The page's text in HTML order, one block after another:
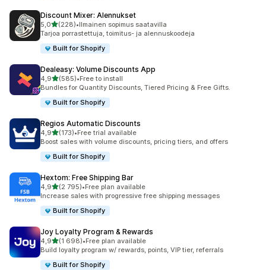
Discount Mixer: Alennukset
5,0/ 5 tähteä
(228)
228 arvostelua yhteensä
•Ilmainen sopimus saatavilla
Tarjoa porrastettuja, toimitus- ja alennuskoodeja
Built for Shopify
Dealeasy: Volume Discounts App
4,9/ 5 tähteä
(585)
585 arvostelua yhteensä
•Free to install
Bundles for Quantity Discounts, Tiered Pricing & Free Gifts.
Built for Shopify
Regios Automatic Discounts
4,9/ 5 tähteä
(173)
173 arvostelua yhteensä
•Free trial available
Boost sales with volume discounts, pricing tiers, and offers
Built for Shopify
Hextom: Free Shipping Bar
4,9/ 5 tähteä
(2 795)
2795 arvostelua yhteensä
•Free plan available
Increase sales with progressive free shipping messages
Built for Shopify
Joy Loyalty Program & Rewards
4,9/ 5 tähteä
(1 698)
1698 arvostelua yhteensä
•Free plan available
Build loyalty program w/ rewards, points, VIP tier, referrals
Built for Shopify